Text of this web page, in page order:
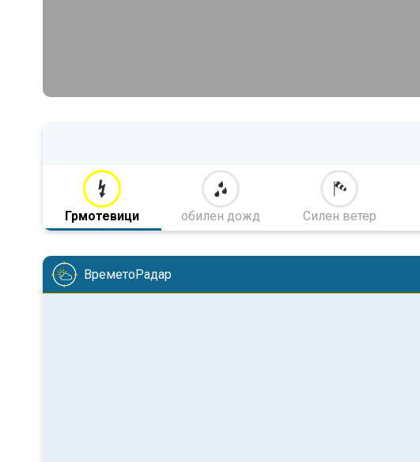
Грмотевици обилен дожд Силен ветер
ВреметоРадар